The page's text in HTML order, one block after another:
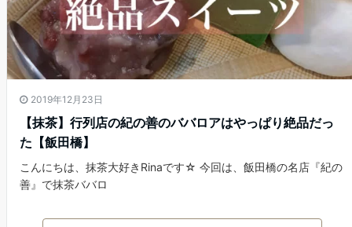
2019年12月23日
【抹茶】行列店の紀の善のババロアはやっぱり絶品だっ
た【飯田橋】
こんにちは、抹茶大好きRinaです☆ 今回は、飯田橋の名店『紀の
善』で抹茶ババロ